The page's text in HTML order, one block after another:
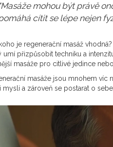
"Masáže mohou být právě
cítit se lépe nejen
je regenerační masáž
umí přizpůsobit techniku a
masáže pro citlivé jedince
masáže jsou mnohem víc
mysli a zároveň se postarat o